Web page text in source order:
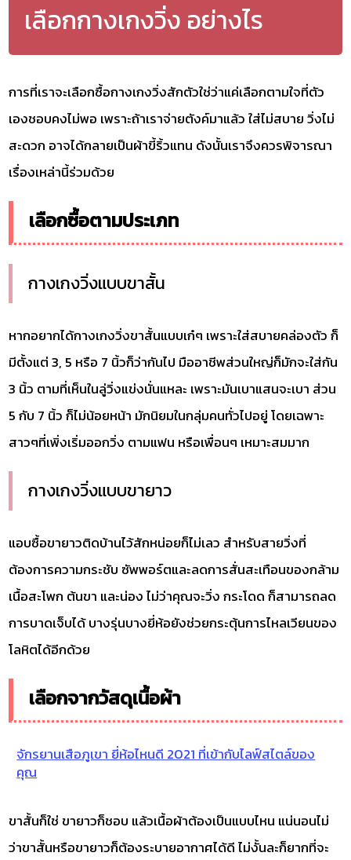
เลือกกางเกงวิ่ง อย่างไร
การที่เราจะเลือกซื้อกางเกงวิ่งสักตัวใช่ว่าแค่เลือกตามใจที่ตัว
เองชอบคงไม่พอ เพราะถ้าเราจ่ายตังค์มาแล้ว ใส่ไม่สบาย วิ่งไม่
สะดวก อาจได้กลายเป็นผ้าขี้ริ้วแทน ดังนั้นเราจึงควรพิจารณา
เรื่องเหล่านี้ร่วมด้วย
เลือกซื้อตามประเภท
กางเกงวิ่งแบบขาสั้น
หากอยากได้กางเกงวิ่งขาสั้นแบบเก๋ๆ เพราะใส่สบายคล่องตัว ก็
มีตั้งแต่ 3, 5 หรือ 7 นิ้วก็ว่ากันไป มืออาชีพส่วนใหญ่ก็มักจะใส่กัน
3 นิ้ว ตามที่เห็นในลู่วิ่งแข่งนั่นแหละ เพราะมันเบาแสนจะเบา ส่วน
5 กับ 7 นิ้ว ก็ไม่น้อยหน้า มักนิยมในกลุ่มคนทั่วไปอยู่ โดยเฉพาะ
สาวๆที่เพิ่งเริ่มออกวิ่ง ตามแฟน หรือเพื่อนๆ เหมาะสมมาก
กางเกงวิ่งแบบขายาว
แอบซื้อขายาวติดบ้านไว้สักหน่อยก็ไม่เลว สำหรับสายวิ่งที่
ต้องการความกระชับ ซัพพอร์ตและลดการสั่นสะเทือนของกล้าม
เนื้อสะโพก ต้นขา และน่อง ไม่ว่าคุณจะวิ่ง กระโดด ก็สามารถลด
การบาดเจ็บได้ บางรุ่นบางยี่ห้อยังช่วยกระตุ้นการไหลเวียนของ
โลหิตได้อีกด้วย
เลือกจากวัสดุเนื้อผ้า
จักรยานเสือภูเขา ยี่ห้อไหนดี 2021 ที่เข้ากับไลฟ์สไตล์ของ
คุณ
ขาสั้นก็ใช่ ขายาวก็ชอบ แล้วเนื้อผ้าต้องเป็นแบบไหน แน่นอนไม่
ว่าขาสั้นหรือขายาวก็ต้องระบายอากาศได้ดี ไม่งั้นละก็ยากที่จะ